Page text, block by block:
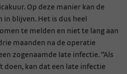
Op deze manier kan de
blijven. Het is dus heel
te melden en niet te lang aan
maanden na de operatie
zogenaamde late infectie. “Als
doen, kan dat een late infectie